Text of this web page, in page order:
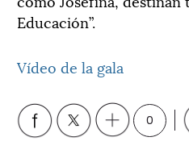
Educación”.
Vídeo de la gala
0